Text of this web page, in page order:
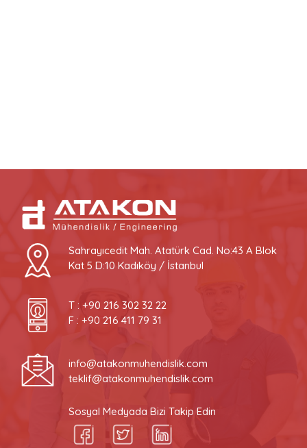
Sahrayıcedit Mah. Atatürk Cad. No:43 A Blok
Kat 5 D:10 Kadıköy / İstanbul
T : +90 216 302 32 22
F : +90 216 411 79 31
info@atakonmuhendislik.com
teklif@atakonmuhendislik.com
Sosyal Medyada Bizi Takip Edin